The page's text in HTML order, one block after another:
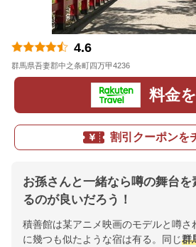
4.6
群馬県吾妻郡中之条町四万甲4236
料金
割引クーポンを
お孫さんと一緒なら噂の舞台を
るのが良いだろう！
積善館は某アニメ映画のモデルと噂さ
に幾つも似たような宿は有る。同じ群